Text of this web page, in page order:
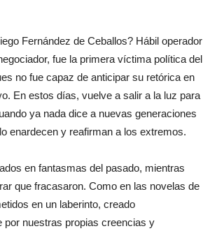
Fernández de Ceballos? Hábil operador
fue la primera víctima política del
no fue capaz de anticipar su retórica en
En estos días, vuelve a salir a la luz para
ya nada dice a nuevas generaciones
enardecen y reafirman a los extremos.
en fantasmas del pasado, mientras
que fracasaron. Como en las novelas de
en un laberinto, creado
por nuestras propias creencias y